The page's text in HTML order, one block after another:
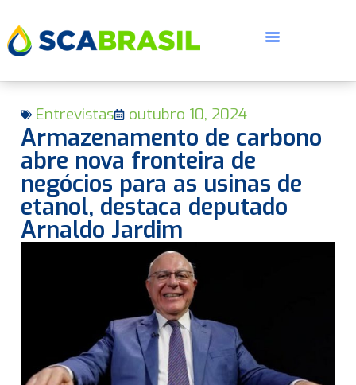
Entrevistas outubro 10, 2024
Armazenamento de carbono
abre nova fronteira de
negócios para as usinas de
etanol, destaca deputado
Arnaldo Jardim